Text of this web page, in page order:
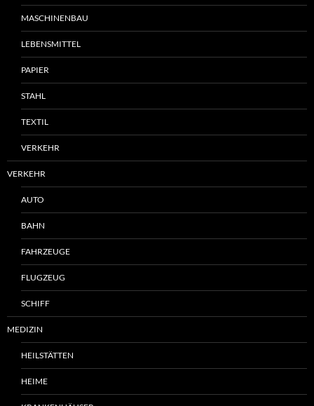
MASCHINENBAU
LEBENSMITTEL
PAPIER
STAHL
TEXTIL
VERKEHR
VERKEHR
AUTO
BAHN
FAHRZEUGE
FLUGZEUG
SCHIFF
MEDIZIN
HEILSTÄTTEN
HEIME